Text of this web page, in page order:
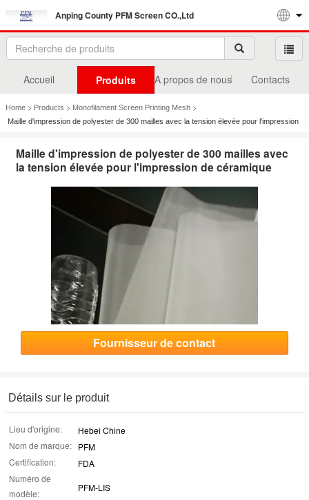
Anping County PFM Screen CO.,Ltd
Accueil Produits A propos de nous Contacts
Home > Products > Monofilament Screen Printing Mesh >
Maille d'impression de polyester de 300 mailles avec la tension élevée pour l'impression
Maille d'impression de polyester de 300 mailles avec
la tension élevée pour l'impression de céramique
Fournisseur de contact
Détails sur le produit
Lieu d'origine:
Hebei Chine
Nom de marque: PFM
Certification:
FDA
Numéro de
modèle:
PFM-LIS